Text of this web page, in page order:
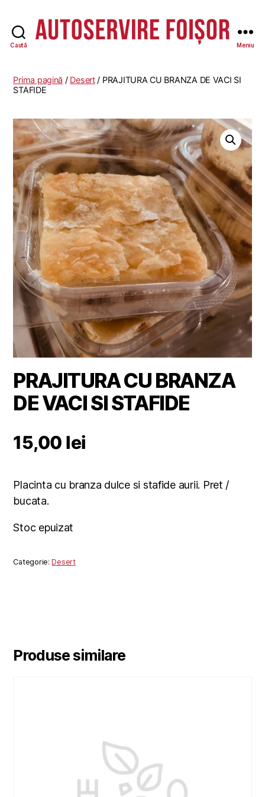
Caută
-
Meniu
Prima pagină / Desert/ PRAJITURA CU BRANZA DE VACI SI
STAFIDE
PRAJITURA CU BRANZA
DE VACI SI STAFIDE
15,00 lei
Placinta cu branza dulce si stafide aurii. Pret /
bucata.
Stoc epuizat
Categorie:Desert
Produse similare